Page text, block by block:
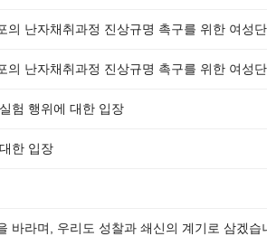
의 난자채취과정 진상규명 촉구를 위한 여성
의 난자채취과정 진상규명 촉구를 위한 여성
험 행위에 대한 입장
한 입장
바라며, 우리도 성찰과 쇄신의 계기로 삼겠습